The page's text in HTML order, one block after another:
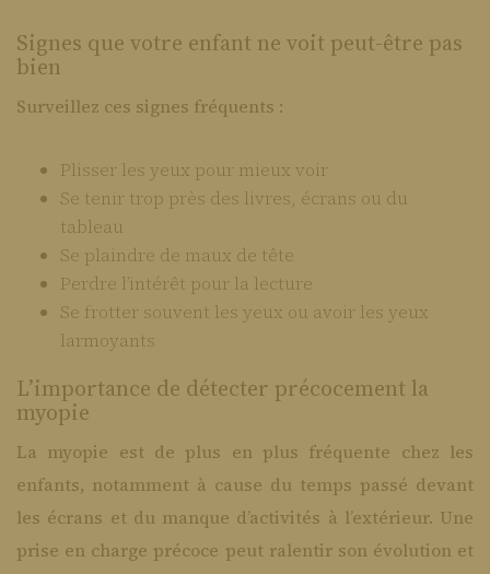
Signes que votre enfant ne voit peut-être pas
bien
Surveillez ces signes fréquents :
Plisser les yeux pour mieux voir
Se tenir trop près des livres, écrans ou du
tableau
Se plaindre de maux de tête
Perdre l’intérêt pour la lecture
Se frotter souvent les yeux ou avoir les yeux
larmoyants
L’importance de détecter précocement la
myopie
La myopie est de plus en plus fréquente chez les
enfants, notamment à cause du temps passé devant
les écrans et du manque d’activités à l’extérieur. Une
prise en charge précoce peut ralentir son évolution et